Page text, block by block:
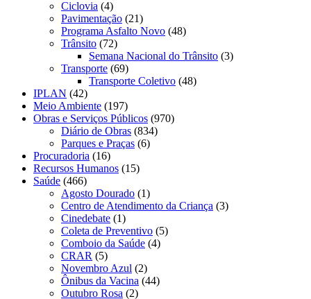
Ciclovia (4)
Pavimentação (21)
Programa Asfalto Novo (48)
Trânsito (72)
Semana Nacional do Trânsito (3)
Transporte (69)
Transporte Coletivo (48)
IPLAN (42)
Meio Ambiente (197)
Obras e Serviços Públicos (970)
Diário de Obras (834)
Parques e Praças (6)
Procuradoria (16)
Recursos Humanos (15)
Saúde (466)
Agosto Dourado (1)
Centro de Atendimento da Criança (3)
Cinedebate (1)
Coleta de Preventivo (5)
Comboio da Saúde (4)
CRAR (5)
Novembro Azul (2)
Ônibus da Vacina (44)
Outubro Rosa (2)